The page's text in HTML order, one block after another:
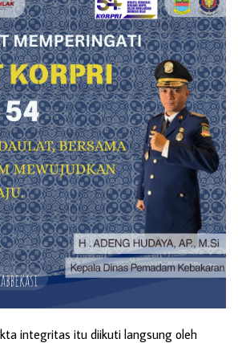
integritas itu diikuti langsung oleh